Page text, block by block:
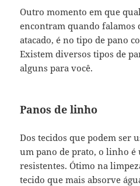
Outro momento em que
encontram quando falamos
atacado, é no tipo de pano
Existem diversos tipos de
alguns para você.
Panos de linho
Dos tecidos que podem ser
um pano de prato, o linho é
resistentes. Ótimo na
tecido que mais absorve